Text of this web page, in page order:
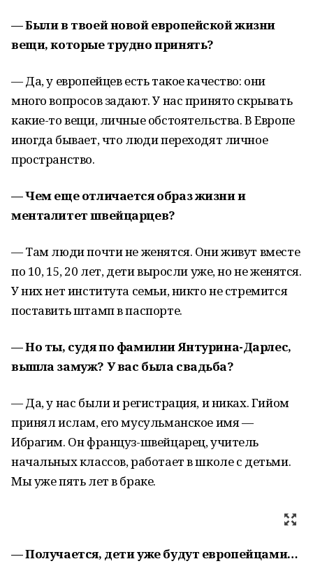
— Были в твоей новой европейской жизни
вещи, которые трудно принять?
— Да, у европейцев есть такое качество: они
много вопросов задают. У нас принято скрывать
какие-то вещи, личные обстоятельства. В Европе
иногда бывает, что люди переходят личное
пространство.
— Чем еще отличается образ жизни и
менталитет швейцарцев?
— Там люди почти не женятся. Они живут вместе
по 10, 15, 20 лет, дети выросли уже, но не женятся.
У них нет института семьи, никто не стремится
поставить штамп в паспорте.
— Но ты, судя по фамилии Янтурина-Дарлес,
вышла замуж? У вас была свадьба?
— Да, у нас были и регистрация, и никах. Гийом
принял ислам, его мусульманское имя —
Ибрагим. Он француз-швейцарец, учитель
начальных классов, работает в школе с детьми.
Мы уже пять лет в браке.
— Получается, дети уже будут европейцами…